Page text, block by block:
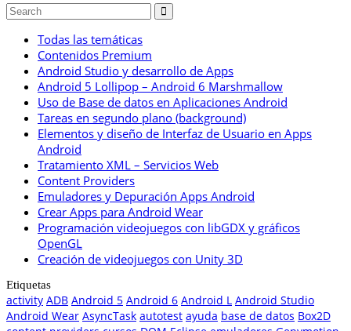
Todas las temáticas
Contenidos Premium
Android Studio y desarrollo de Apps
Android 5 Lollipop – Android 6 Marshmallow
Uso de Base de datos en Aplicaciones Android
Tareas en segundo plano (background)
Elementos y diseño de Interfaz de Usuario en Apps
Android
Tratamiento XML – Servicios Web
Content Providers
Emuladores y Depuración Apps Android
Crear Apps para Android Wear
Programación videojuegos con libGDX y gráficos
OpenGL
Creación de videojuegos con Unity 3D
Etiquetas
activity ADB Android 5 Android 6 Android L Android Studio
Android Wear AsyncTask autotest ayuda base de datos Box2D